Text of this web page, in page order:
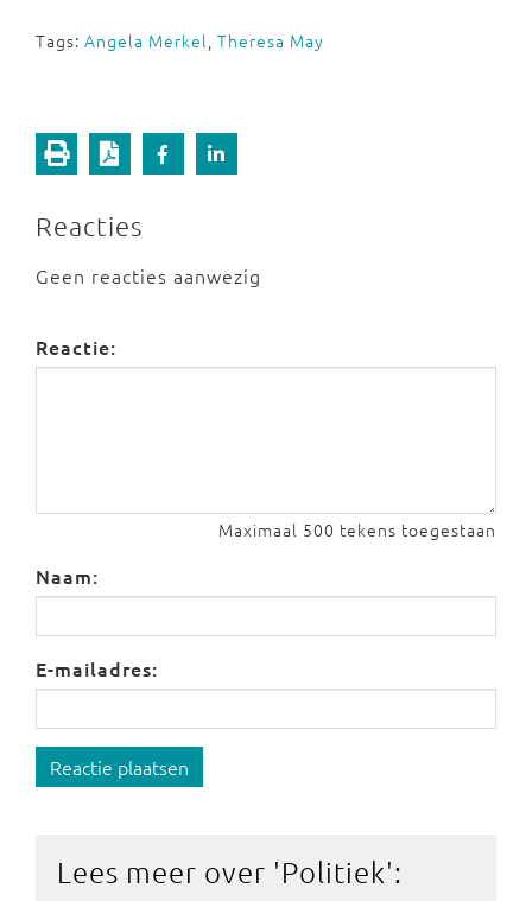
Tags: Angela Merkel, Theresa May
Reacties
Geen reacties aanwezig
Reactie:
Maximaal 500 tekens toegestaan
Naam:
E-mailadres:
Reactie plaatsen
Lees meer over 'Politiek':